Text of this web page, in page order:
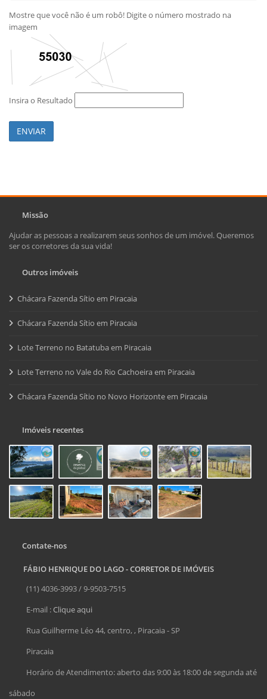
Mostre que você não é um robô! Digite o número mostrado na
imagem
Insira o Resultado
ENVIAR
Missão
Ajudar as pessoas a realizarem seus sonhos de um imóvel. Queremos
ser os corretores da sua vida!
Outros imóveis
Chácara Fazenda Sítio em Piracaia
Chácara Fazenda Sítio em Piracaia
Lote Terreno no Batatuba em Piracaia
Lote Terreno no Vale do Rio Cachoeira em Piracaia
Chácara Fazenda Sítio no Novo Horizonte em Piracaia
Imóveis recentes
Contate-nos
FÁBIO HENRIQUE DO LAGO - CORRETOR DE IMÓVEIS
(11) 4036-3993 / 9-9503-7515
E-mail :Clique aqui
Rua Guilherme Léo 44, centro, , Piracaia - SP
Piracaia
Horário de Atendimento: aberto das 9:00 às 18:00 de segunda até
sábado